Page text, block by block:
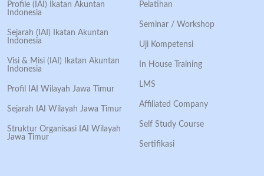
Profile (IAI) Ikatan Akuntan
Indonesia
Sejarah (IAI) Ikatan Akuntan
Indonesia
Visi & Misi (IAI) Ikatan Akuntan
Indonesia
Profil IAI Wilayah Jawa Timur
Sejarah IAI Wilayah Jawa Timur
Struktur Organisasi IAI Wilayah
Jawa Timur
Pelatihan
Seminar / Workshop
Uji Kompetensi
In House Training
LMS
Affiliated Company
Self Study Course
Sertifikasi